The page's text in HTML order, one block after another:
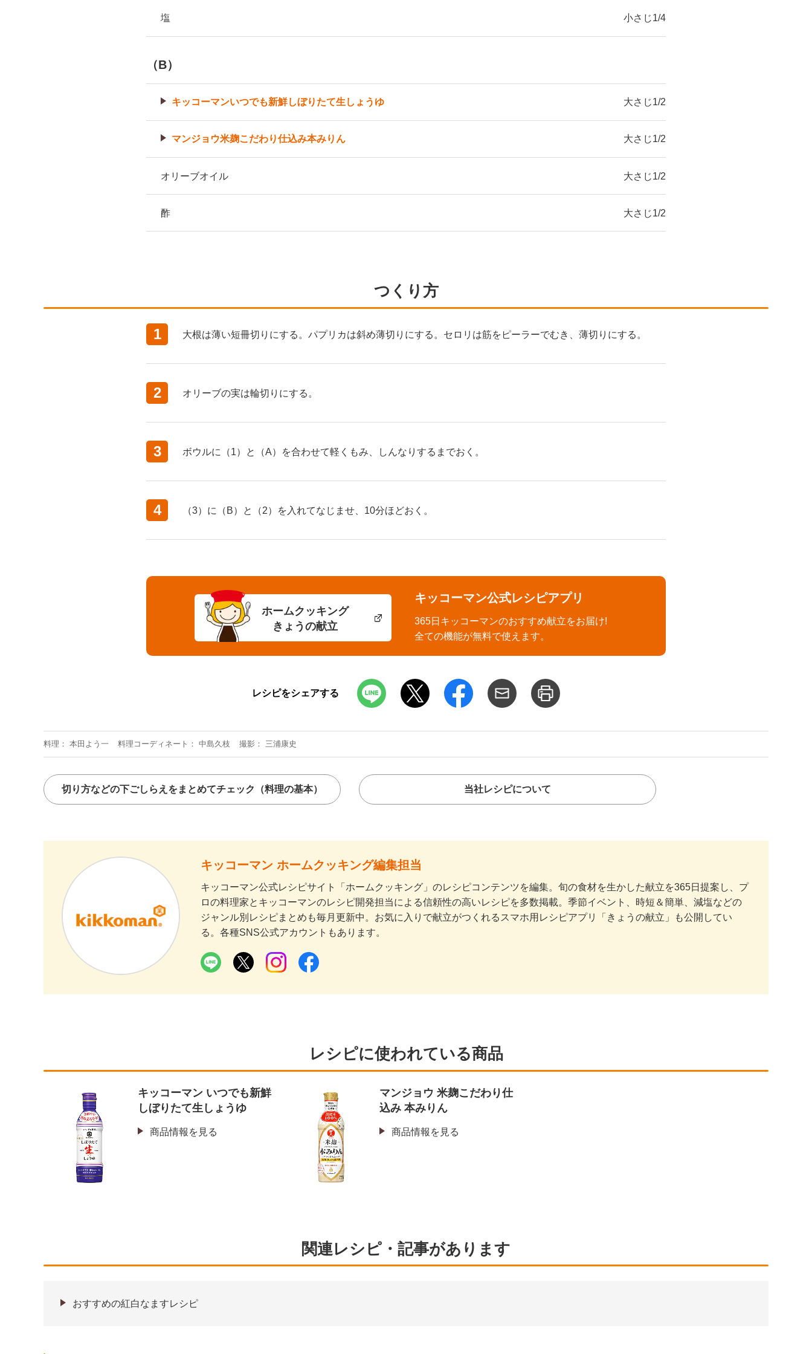
塩 小さじ1/4
（B）
キッコーマンいつでも新鮮しぼりたて生しょうゆ 大さじ1/2
マンジョウ米麹こだわり仕込み本みりん 大さじ1/2
オリーブオイル 大さじ1/2
酢 大さじ1/2
つくり方
1 大根は薄い短冊切りにする。パプリカは斜め薄切りにする。セロリは筋をピーラーでむき、薄切りにする。
2 オリーブの実は輪切りにする。
3 ボウルに（1）と（A）を合わせて軽くもみ、しんなりするまでおく。
4 （3）に（B）と（2）を入れてなじませ、10分ほどおく。
ホームクッキング
きょうの献立
キッコーマン公式レシピアプリ
365日キッコーマンのおすすめ献立をお届け!
全ての機能が無料で使えます。
レシピをシェアする
料理 本田よう一 料理コーディネート 中島久枝 撮影 三浦康史
切り方などの下ごしらえをまとめてチェック （料理の基本） 当社レシピについて
キッコーマン ホームクッキング編集担当
キッコーマン公式レシピサイト「ホームクッキング」のレシピコンテンツを編集。旬の食材を生かした献立を365日提案し、プ
ロの料理家とキッコーマンのレシピ開発担当による信頼性の高いレシピを多数掲載。季節イベント、時短＆簡単、減塩などの
ジャンル別レシピまとめも毎月更新中。お気に入りで献立がつくれるスマホ用レシピアプリ「きょうの献立」も公開してい
る。各種SNS公式アカウントもあります。
レシピに使われている商品
キッコーマン いつでも新鮮
しぼりたて生しょうゆ
商品情報を見る
マンジョウ 米麹こだわり仕
込み 本みりん
商品情報を見る
関連レシピ・記事があります
おすすめの紅白なますレシピ